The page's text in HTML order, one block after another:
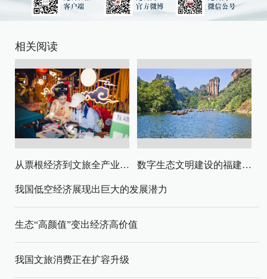
相关阅读
从票根经济到文旅全产业链升级 数字生态文明建设的福建路径与启示
我国低空经济展现出巨大的发展潜力
生态“高颜值”变出经济高价值
我国文旅消费正在扩容升级